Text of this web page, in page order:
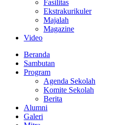
Fasilitas
Ekstrakurikuler
Majalah
Magazine
Video
Beranda
Sambutan
Program
Agenda Sekolah
Komite Sekolah
Berita
Alumni
Galeri